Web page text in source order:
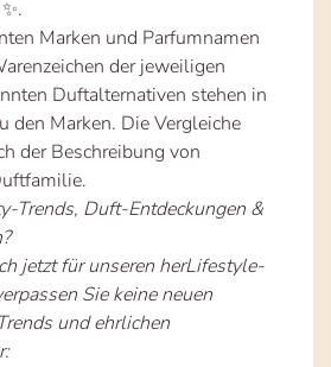
Marken und Parfumnamen
der jeweiligen
Duftalternativen stehen in
den Marken. Die Vergleiche
der Beschreibung von
Trends, Duft-Entdeckungen &
jetzt für unseren herLifestyle-
Sie keine neuen
und ehrlichen